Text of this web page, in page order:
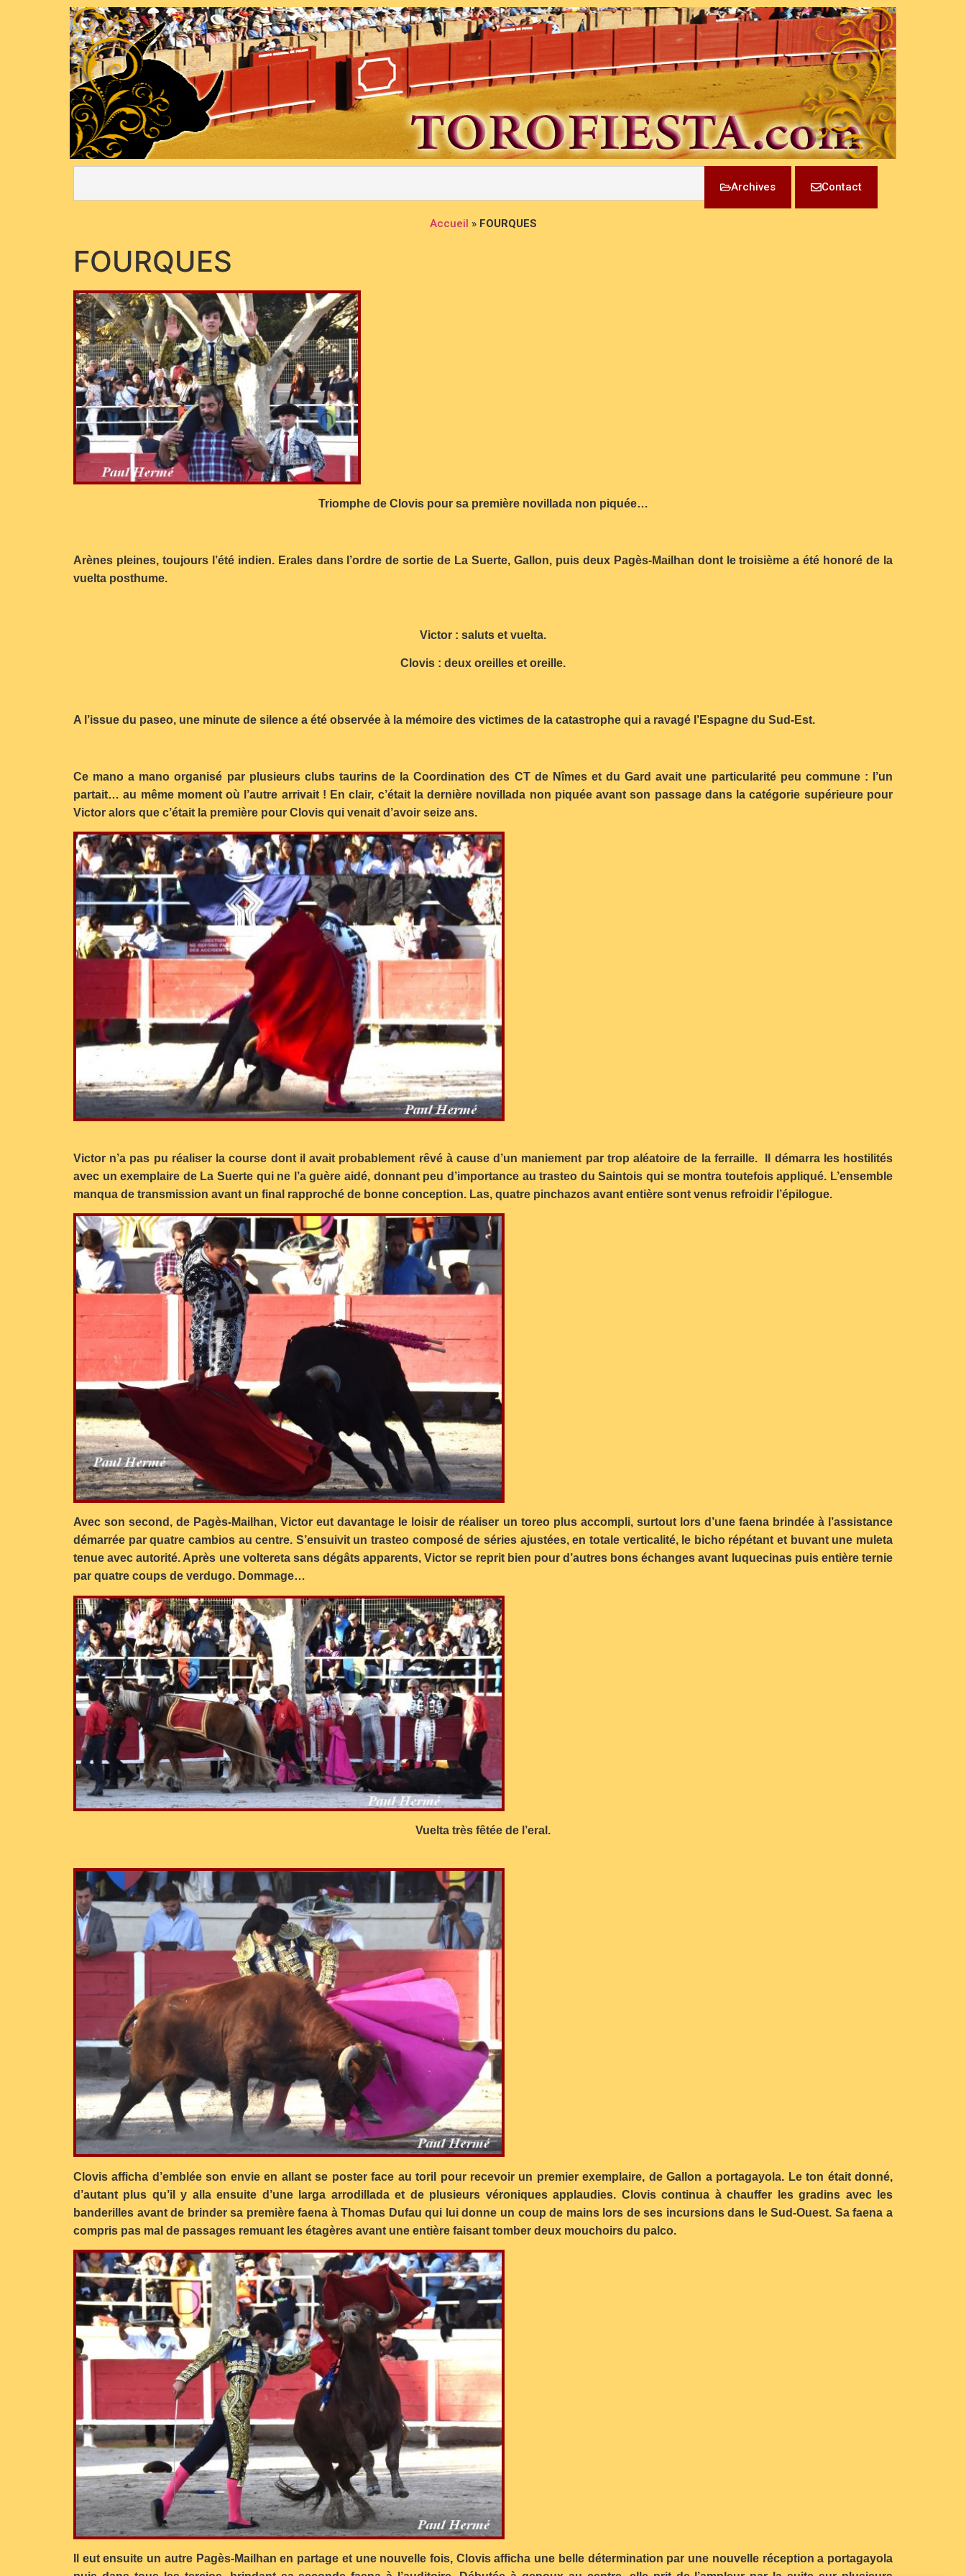
Archives Contact
Accueil » FOURQUES
FOURQUES
Triomphe de Clovis pour sa première novillada non piquée…
Arènes pleines, toujours l’été indien. Erales dans l’ordre de sortie de La Suerte, Gallon, puis deux Pagès-Mailhan dont le troisième a été honoré de la
vuelta posthume.
Victor : saluts et vuelta.
Clovis : deux oreilles et oreille.
A l’issue du paseo, une minute de silence a été observée à la mémoire des victimes de la catastrophe qui a ravagé l’Espagne du Sud-Est.
Ce mano a mano organisé par plusieurs clubs taurins de la Coordination des CT de Nîmes et du Gard avait une particularité peu commune : l’un
partait… au même moment où l’autre arrivait ! En clair, c’était la dernière novillada non piquée avant son passage dans la catégorie supérieure pour
Victor alors que c’était la première pour Clovis qui venait d’avoir seize ans.
Victor n’a pas pu réaliser la course dont il avait probablement rêvé à cause d’un maniement par trop aléatoire de la ferraille. Il démarra les hostilités
avec un exemplaire de La Suerte qui ne l’a guère aidé, donnant peu d’importance au trasteo du Saintois qui se montra toutefois appliqué. L’ensemble
manqua de transmission avant un final rapproché de bonne conception. Las, quatre pinchazos avant entière sont venus refroidir l’épilogue.
Avec son second, de Pagès-Mailhan, Victor eut davantage le loisir de réaliser un toreo plus accompli, surtout lors d’une faena brindée à l’assistance
démarrée par quatre cambios au centre. S’ensuivit un trasteo composé de séries ajustées, en totale verticalité, le bicho répétant et buvant une muleta
tenue avec autorité. Après une voltereta sans dégâts apparents, Victor se reprit bien pour d’autres bons échanges avant luquecinas puis entière ternie
par quatre coups de verdugo. Dommage…
Vuelta très fêtée de l’eral.
Clovis afficha d’emblée son envie en allant se poster face au toril pour recevoir un premier exemplaire, de Gallon a portagayola. Le ton était donné,
d’autant plus qu’il y alla ensuite d’une larga arrodillada et de plusieurs véroniques applaudies. Clovis continua à chauffer les gradins avec les
banderilles avant de brinder sa première faena à Thomas Dufau qui lui donne un coup de mains lors de ses incursions dans le Sud-Ouest. Sa faena a
compris pas mal de passages remuant les étagères avant une entière faisant tomber deux mouchoirs du palco.
Il eut ensuite un autre Pagès-Mailhan en partage et une nouvelle fois, Clovis afficha une belle détermination par une nouvelle réception a portagayola